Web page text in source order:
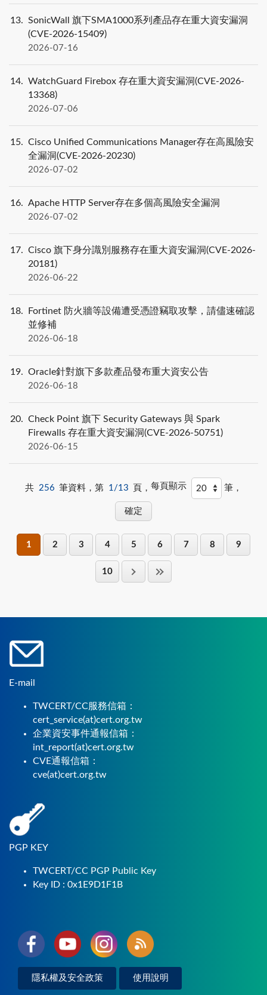
13
SonicWall 旗下SMA1000系列產品存在重大資安漏洞
(CVE-2026-15409)
2026-07-16
14
WatchGuard Firebox 存在重大資安漏洞(CVE-2026-
13368)
2026-07-06
15
Cisco Unified Communications Manager存在高風險安
全漏洞(CVE-2026-20230)
2026-07-02
16 Apache HTTP Server存在多個高風險安全漏洞
2026-07-02
17
Cisco 旗下身分識別服務存在重大資安漏洞(CVE-2026-
20181)
2026-06-22
18
Fortinet 防火牆等設備遭受憑證竊取攻擊，請儘速確認
並修補
2026-06-18
19 Oracle針對旗下多款產品發布重大資安公告
2026-06-18
20
Check Point 旗下 Security Gateways 與 Spark
Firewalls 存在重大資安漏洞(CVE-2026-50751)
2026-06-15
共 256 筆資料，第 1/13 頁， 每頁顯示 筆，
1 2 3 4 5 6 7 8 9
10
E-mail
TWCERT/CC服務信箱：
cert_service(at)cert.org.tw
企業資安事件通報信箱：
int_report(at)cert.org.tw
CVE通報信箱：
cve(at)cert.org.tw
PGP KEY
TWCERT/CC PGP Public Key
Key ID : 0x1E9D1F1B
隱私權及安全政策 使用說明